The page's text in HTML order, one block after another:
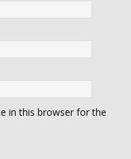
in this browser for the